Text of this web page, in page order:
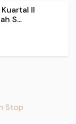
II
S...
Stop